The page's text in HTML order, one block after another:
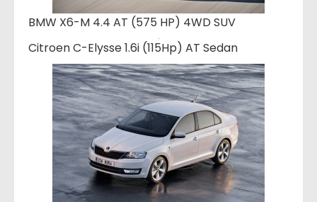
BMW X6-M 4.4 AT (575 HP) 4WD SUV
Citroen C-Elysse 1.6i (115Hp) AT Sedan